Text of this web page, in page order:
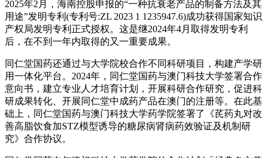
2025年2月，海南控股申报的“一种抗衰老产品的制备方法及其
用途”发明专利(专利号:ZL 2023 1 1235947.6)成功获得国家知识
产权局发明专利正式授权。这是继2024年4月取得发明专利
后，在不到一年内取得的又一重要成果。
同仁堂国药还通过与大学院校合作不同科研项目，构建产学研
用一体化平台。2024年，同仁堂国药与澳门科技大学签署合作
意向书，建立专业人才培育计划，开展科研合作研究，促进科
研成果转化、开展同仁堂中成药产品在澳门的注册等。在此基
础上，同仁堂国药与澳门科技大学药学院签署了《芪药丸对改
善高脂饮食加STZ模型诱导的糖尿病肾病药效验证及机制研
究》合作协议。